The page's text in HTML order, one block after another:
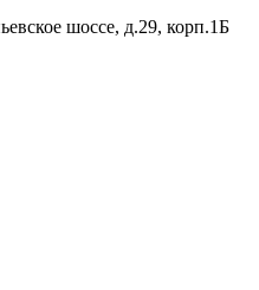
шоссе, д.29, корп.1Б